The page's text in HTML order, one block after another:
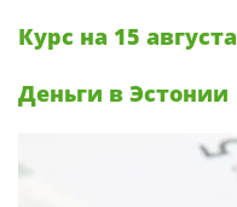
Курс на 15 августа
Деньги в Эстонии